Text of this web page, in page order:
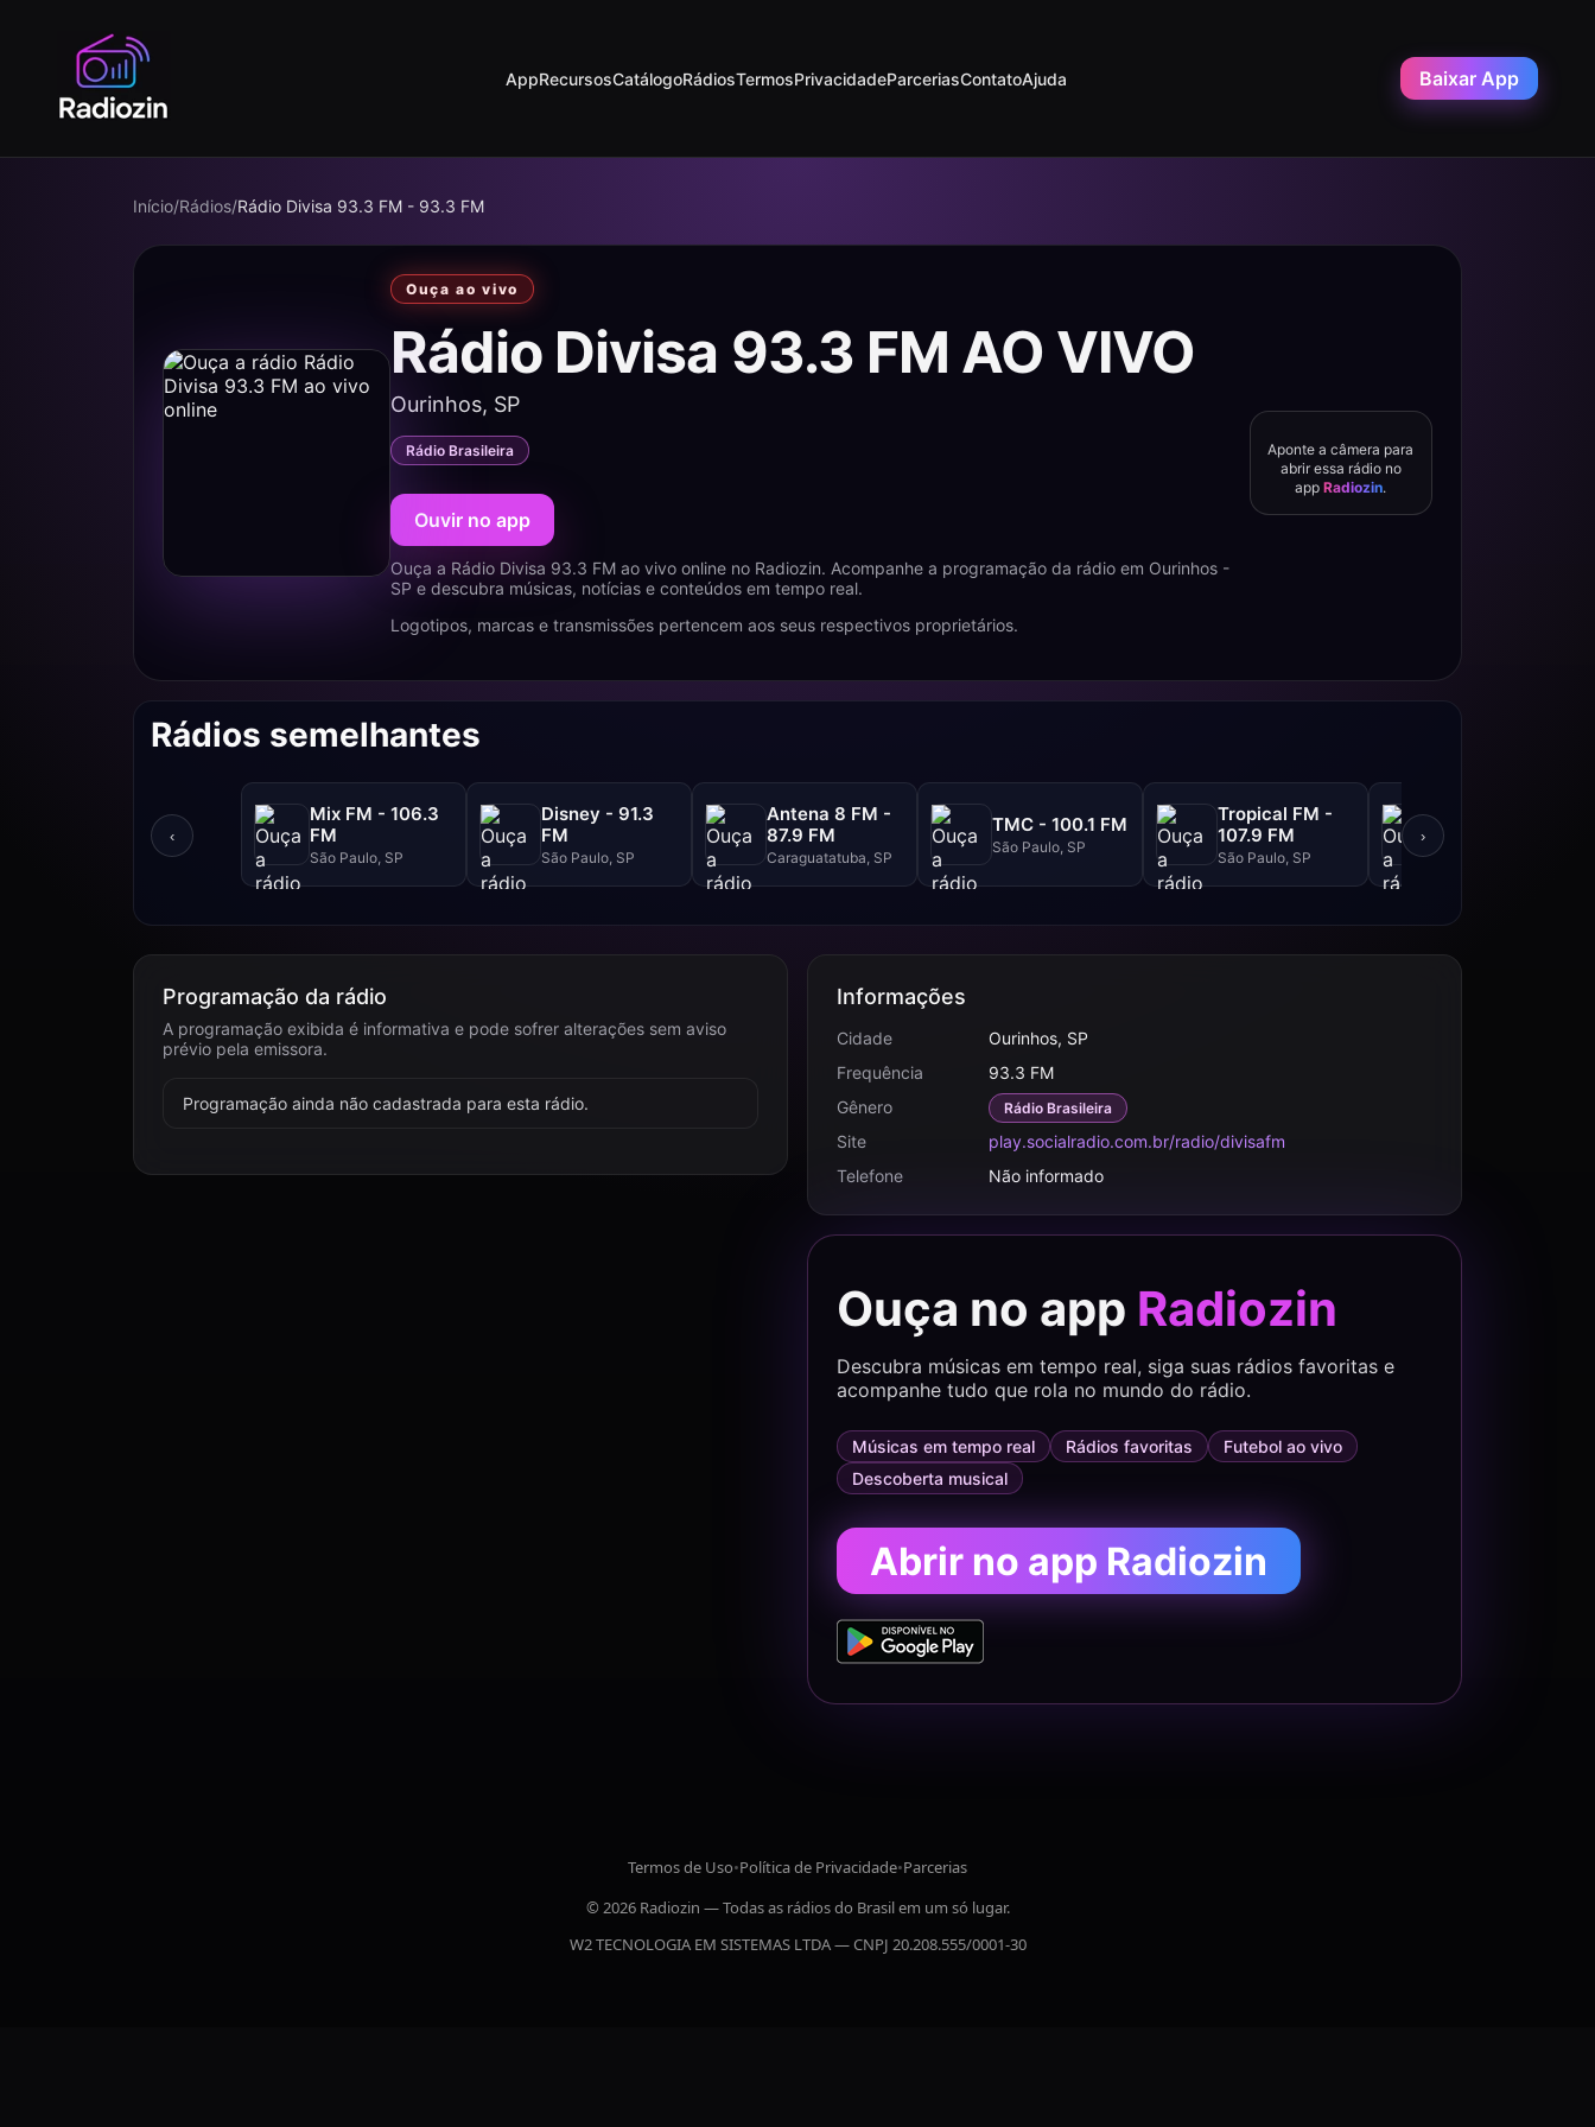
AppRecursosCatálogoRádiosTermosPrivacidadeParceriasContatoAjuda Baixar App
Início/Rádios/Rádio Divisa 93.3 FM - 93.3 FM
Ouça ao vivo
Rádio Divisa 93.3 FM AO VIVO
Ourinhos, SP
Rádio Brasileira
Ouvir no app
Ouça a Rádio Divisa 93.3 FM ao vivo online no Radiozin. Acompanhe a programação da rádio em Ourinhos -
SP e descubra músicas, notícias e conteúdos em tempo real.
Logotipos, marcas e transmissões pertencem aos seus respectivos proprietários.
Aponte a câmera para
abrir essa rádio no
appRadiozin.
Rádios semelhantes
‹
Mix FM - 106.3
FM
São Paulo, SP
Disney - 91.3
FM
São Paulo, SP
Antena 8 FM -
87.9 FM
Caraguatatuba, SP
TMC - 100.1 FM
São Paulo, SP
Tropical FM -
107.9 FM
São Paulo, SP
FM
São Paulo, SP
›
Programação da rádio
A programação exibida é informativa e pode sofrer alterações sem aviso
prévio pela emissora.
Programação ainda não cadastrada para esta rádio.
Informações
Cidade
Ourinhos, SP
Frequência
93.3 FM
Gênero
Rádio Brasileira
Site
play.socialradio.com.br/radio/divisafm
Telefone
Não informado
Ouça no app Radiozin
Descubra músicas em tempo real, siga suas rádios favoritas e
acompanhe tudo que rola no mundo do rádio.
Músicas em tempo real Rádios favoritas
Futebol ao vivo
Descoberta musical
Abrir no app Radiozin
Termos de Uso•Política de Privacidade•Parcerias
© 2026 Radiozin — Todas as rádios do Brasil em um só lugar.
W2 TECNOLOGIA EM SISTEMAS LTDA — CNPJ 20.208.555/0001-30